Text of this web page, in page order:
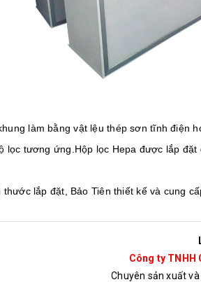
làm bằng vật lệu thép sơn tĩnh điện
lọc tương ứng.Hộp lọc Hepa được lắp
lắp đặt, Bảo Tiên thiết kế và cung
Công ty TNHH
Chuyên sản xuất